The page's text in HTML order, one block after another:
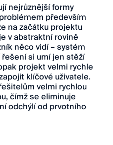
nejrůznější formy
především
na začátku projektu
v abstraktní rovině
něco vidí – systém
si umí jen stěží
projekt velmi rychle
klíčové uživatele.
velmi rychlou
čímž se eliminuje
odchýlí od prvotního